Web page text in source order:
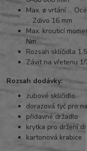
Max. ø vrtání …
… Zdivo 16 mm
Max. krouticí
Nm
Rozsah sklíčidla
Závit na vřetenu
Rozsah dodávky:
zubové sklíčidlo
dorazová tyč pro
přídavné držadlo
krytka pro držení
kartonová krabice